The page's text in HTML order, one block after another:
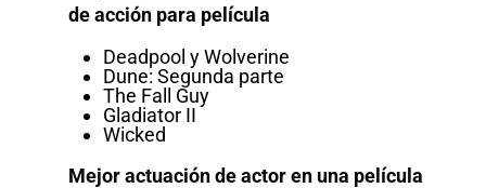
de acción para película
Deadpool y Wolverine
Dune: Segunda parte
The Fall Guy
Gladiator II
Wicked
Mejor actuación de actor en una película